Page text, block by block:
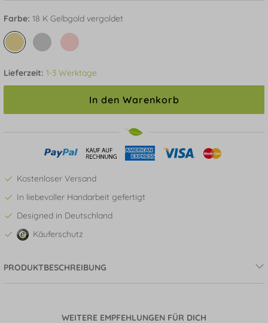
Farbe: 18 K Gelbgold vergoldet
Lieferzeit: 1-3 Werktage
In den Warenkorb
Kostenloser Versand
In liebevoller Handarbeit gefertigt
Designed in Deutschland
Käuferschutz
PRODUKTBESCHREIBUNG
WEITERE EMPFEHLUNGEN FÜR DICH